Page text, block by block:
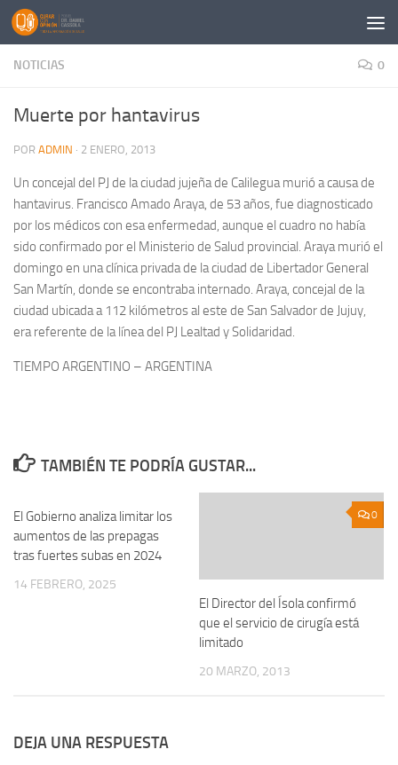
Saltar al contenido
NOTICIAS 0
Muerte por hantavirus
POR ADMIN · 2 ENERO, 2013
Un concejal del PJ de la ciudad jujeña de Calilegua murió a causa de
hantavirus. Francisco Amado Araya, de 53 años, fue diagnosticado
por los médicos con esa enfermedad, aunque el cuadro no había
sido confirmado por el Ministerio de Salud provincial. Araya murió el
domingo en una clínica privada de la ciudad de Libertador General
San Martín, donde se encontraba internado. Araya, concejal de la
ciudad ubicada a 112 kilómetros al este de San Salvador de Jujuy,
era referente de la línea del PJ Lealtad y Solidaridad.
TIEMPO ARGENTINO – ARGENTINA
TAMBIÉN TE PODRÍA GUSTAR...
El Gobierno analiza limitar los
aumentos de las prepagas
tras fuertes subas en 2024
14 FEBRERO, 2025
0
El Director del Ísola confirmó
que el servicio de cirugía está
limitado
20 MARZO, 2013
DEJA UNA RESPUESTA